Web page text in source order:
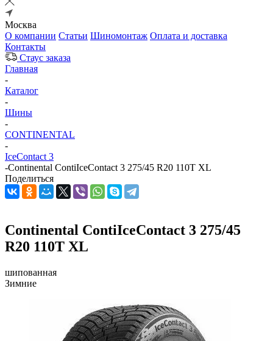
Москва
О компании Статьи Шиномонтаж Оплата и доставка
Контакты
Стаус заказа
Главная
-
Каталог
-
Шины
-
CONTINENTAL
-
IceContact 3
-Continental ContiIceContact 3 275/45 R20 110T XL
Поделиться
Continental ContiIceContact 3 275/45
R20 110T XL
шипованная
Зимние